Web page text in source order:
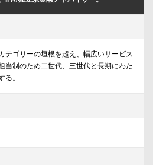
テゴリーの垣根を超え、幅広いサービス
当制のため二世代、三世代と長期にわた
る。